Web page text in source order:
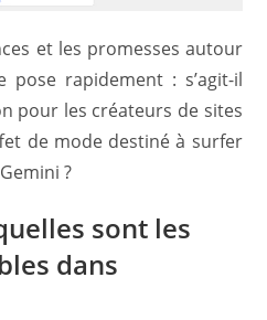
et les promesses autour
pose rapidement : s’agit-il
pour les créateurs de sites
de mode destiné à surfer
?
sont les
dans